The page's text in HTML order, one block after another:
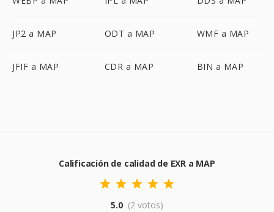
JP2 a MAP ODT a MAP WMF a MAP
JFIF a MAP CDR a MAP BIN a MAP
Calificación de calidad de EXR a MAP
5.0 (2 votos)